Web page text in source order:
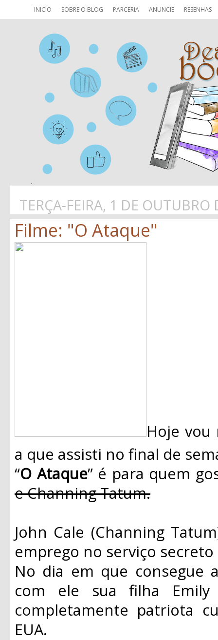
INICIO SOBRE O BLOG PARCERIA ANUNCIE RESENHAS
TERÇA-FEIRA, 1 DE OUTUBRO
Filme: "O Ataque"
Hoje
a que assisti no final de
“O Ataque” é para quem
e Channing Tatum.
John Cale (Channing
emprego no serviço secreto
No dia em que consegue
com ele sua filha Emily
completamente patriota
EUA.